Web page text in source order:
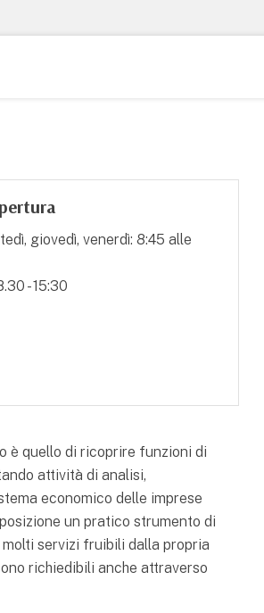
giovedì, venerdì: 8:45 alle
- 15:30
è quello di ricoprire funzioni di
attività di analisi,
economico delle imprese
un pratico strumento di
servizi fruibili dalla propria
richiedibili anche attraverso